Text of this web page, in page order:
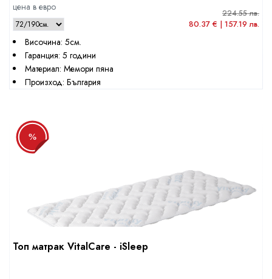
цена в евро
224.55 лв.
80.37 € | 157.19 лв.
Височина: 5см.
Гаранция: 5 години
Материал: Мемори пяна
Произход: България
%
Топ матрак VitalCare - iSleep